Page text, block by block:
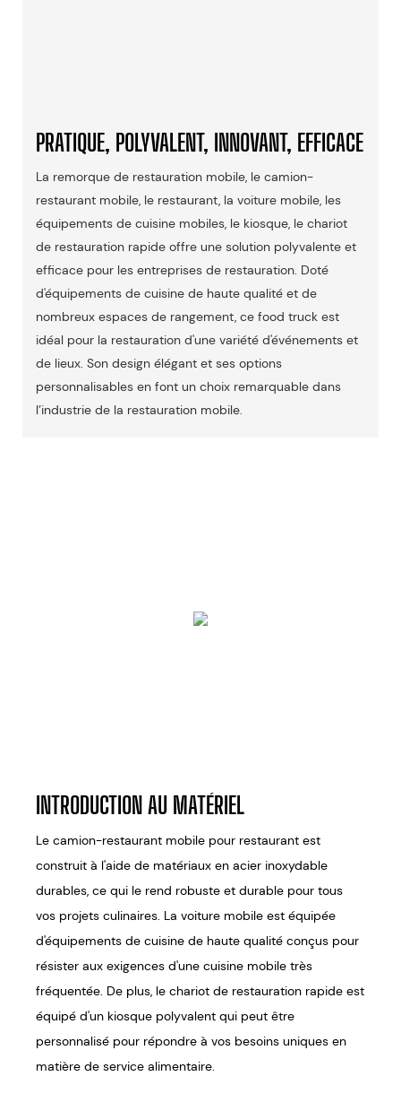
PRATIQUE, POLYVALENT, INNOVANT, EFFICACE
La remorque de restauration mobile, le camion-
restaurant mobile, le restaurant, la voiture mobile, les
équipements de cuisine mobiles, le kiosque, le chariot
de restauration rapide offre une solution polyvalente et
efficace pour les entreprises de restauration. Doté
d'équipements de cuisine de haute qualité et de
nombreux espaces de rangement, ce food truck est
idéal pour la restauration d'une variété d'événements et
de lieux. Son design élégant et ses options
personnalisables en font un choix remarquable dans
l’industrie de la restauration mobile.
INTRODUCTION AU MATÉRIEL
Le camion-restaurant mobile pour restaurant est
construit à l'aide de matériaux en acier inoxydable
durables, ce qui le rend robuste et durable pour tous
vos projets culinaires. La voiture mobile est équipée
d'équipements de cuisine de haute qualité conçus pour
résister aux exigences d'une cuisine mobile très
fréquentée. De plus, le chariot de restauration rapide est
équipé d'un kiosque polyvalent qui peut être
personnalisé pour répondre à vos besoins uniques en
matière de service alimentaire.